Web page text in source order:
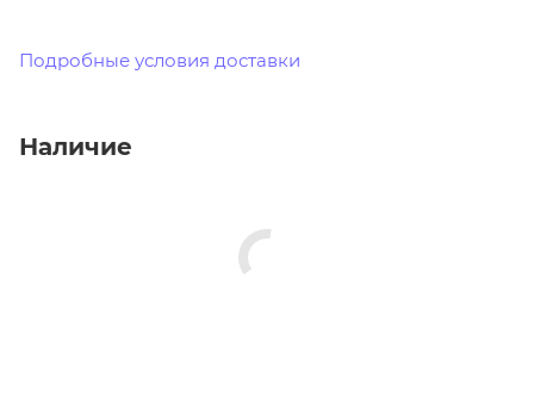
Подробные условия доставки
Наличие